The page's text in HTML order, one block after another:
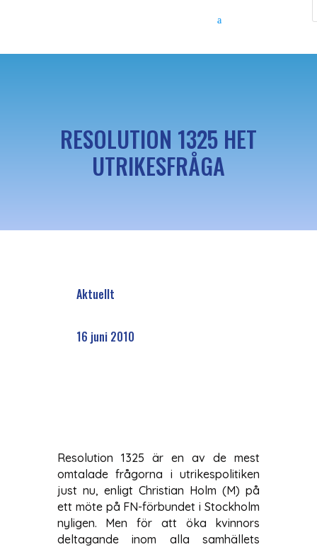
RESOLUTION 1325 HET
UTRIKESFRÅGA
Aktuellt
16 juni 2010
Resolution 1325 är en av de mest
omtalade frågorna i utrikespolitiken
just nu, enligt Christian Holm (M) på
ett möte på FN-förbundet i Stockholm
nyligen. Men för att öka kvinnors
deltagande inom alla samhällets